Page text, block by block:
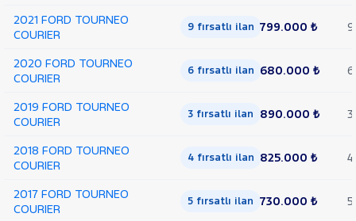
2021 FORD TOURNEO
COURIER
9 fırsatlı ilan 799.000 ₺ 9
2020 FORD TOURNEO
COURIER
6 fırsatlı ilan 680.000 ₺ 6
2019 FORD TOURNEO
COURIER
3 fırsatlı ilan 890.000 ₺ 3
2018 FORD TOURNEO
COURIER
4 fırsatlı ilan 825.000 ₺ 4
2017 FORD TOURNEO
COURIER
5 fırsatlı ilan 730.000 ₺ 5